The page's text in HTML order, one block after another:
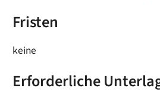
Fristen
keine
Erforderliche